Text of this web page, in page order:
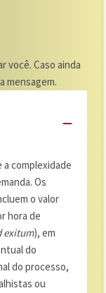
você. Caso ainda
mensagem.
complexidade
Os
o valor
hora de
exitum), em
do
do processo,
ou